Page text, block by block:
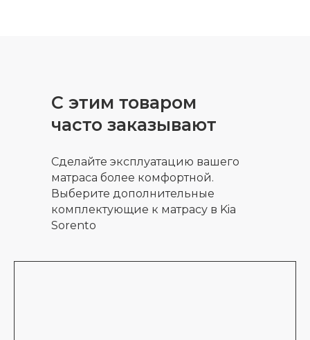
С этим товаром
часто заказывают
Сделайте эксплуатацию вашего
матраса более комфортной.
Выберите дополнительные
комплектующие к матрасу в Kia
Sorento